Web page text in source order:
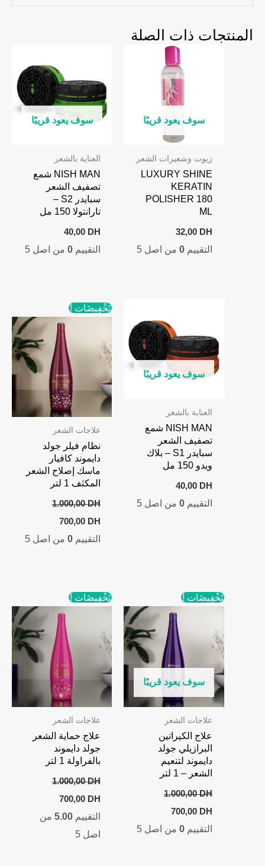
المنتجات ذات الصلة
سوف يعود قريبًا
زيوت وشعيرات الشعر
LUXURY SHINE
KERATIN
POLISHER 180
ML
32,00 DH
التقييم 0من اصل 5
سوف يعود قريبًا
العناية بالشعر
NISH MAN شمع
تصفيف الشعر
سبايدر S2 –
تارانتولا 150 مل
40,00 DH
التقييم0 من اصل 5
سوف يعود قريبًا
العناية بالشعر
NISH MAN شمع
تصفيف الشعر
سبايدر S1 – بلاك
ويدو 150 مل
40,00 DH
التقييم 0من اصل 5
تَخْفِيضَات !
علاجات الشعر
نظام فيلر جولد
دايموند كافيار
ماسك إصلاح الشعر
المكثف 1 لتر
1.000,00DH
Original
was:
700,00 DH
Current
is:
التقييم0 من اصل 5
تَخْفِيضَات !
سوف يعود قريبًا
علاجات الشعر
علاج الكيراتين
البرازيلي جولد
دايموند لتنعيم
الشعر – 1 لتر
1.000,00DH
Original
was:
700,00 DH
Current
is:
التقييم 0من اصل 5
تَخْفِيضَات !
علاجات الشعر
علاج حماية الشعر
جولد دايموند
بالفراولة 1 لتر
1.000,00DH
Original
was:
1.000,00 DH.
700,00 DH
Current
is:
التقييم5.00 من
اصل 5